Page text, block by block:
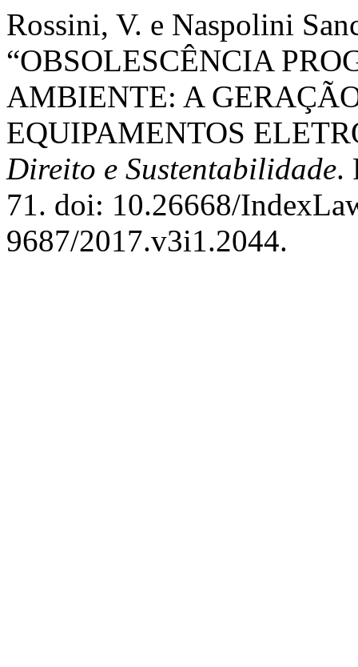
Rossini, V. e Naspolini
“OBSOLESCÊNCIA
AMBIENTE: A
EQUIPAMENTOS
Direito e Sustentabilidade.
71. doi: 10.26668/
9687/2017.v3i1.2044.